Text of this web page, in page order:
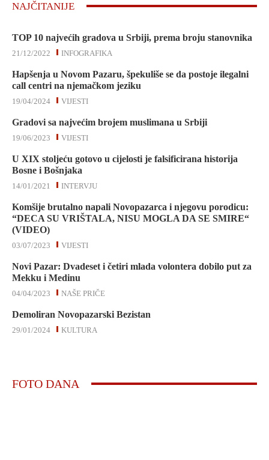
NAJČITANIJE
TOP 10 najvećih gradova u Srbiji, prema broju stanovnika
INFOGRAFIKA
21/12/2022
Hapšenja u Novom Pazaru, špekuliše se da postoje ilegalni
call centri na njemačkom jeziku
VIJESTI
19/04/2024
Gradovi sa najvećim brojem muslimana u Srbiji
VIJESTI
19/06/2023
U XIX stoljeću gotovo u cijelosti je falsificirana historija
Bosne i Bošnjaka
INTERVJU
14/01/2021
Komšije brutalno napali Novopazarca i njegovu porodicu:
“DECA SU VRIŠTALA, NISU MOGLA DA SE SMIRE“
(VIDEO)
VIJESTI
03/07/2023
Novi Pazar: Dvadeset i četiri mlada volontera dobilo put za
Mekku i Medinu
NAŠE PRIČE
04/04/2023
Demoliran Novopazarski Bezistan
KULTURA
29/01/2024
FOTO DANA